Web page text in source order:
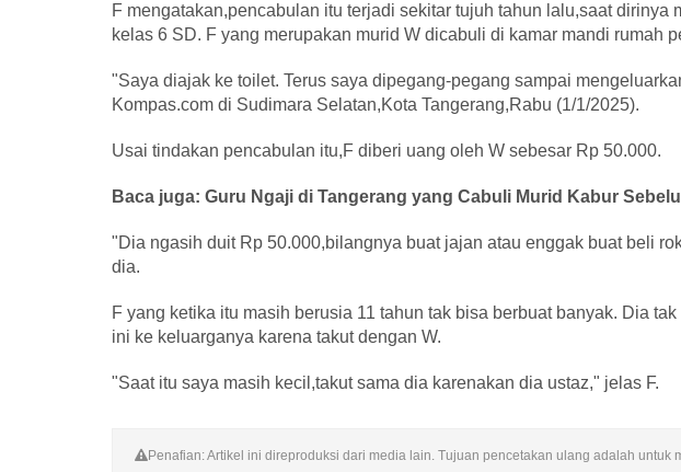
F mengatakan,pencabulan itu terjadi sekitar tujuh tahun lalu,saat dirinya
kelas 6 SD. F yang merupakan murid W dicabuli di kamar mandi rumah
"Saya diajak ke toilet. Terus saya dipegang-pegang sampai
Kompas.com di Sudimara Selatan,Kota Tangerang,Rabu (1/1/2025).
Usai tindakan pencabulan itu,F diberi uang oleh W sebesar Rp 50.000.
Baca juga: Guru Ngaji di Tangerang yang Cabuli Murid Kabur
"Dia ngasih duit Rp 50.000,bilangnya buat jajan atau enggak buat beli
dia.
F yang ketika itu masih berusia 11 tahun tak bisa berbuat banyak. Dia
ini ke keluarganya karena takut dengan W.
"Saat itu saya masih kecil,takut sama dia karenakan dia ustaz," jelas F.
Penafian: Artikel ini direproduksi dari media lain. Tujuan pencetakan ulang adalah untuk